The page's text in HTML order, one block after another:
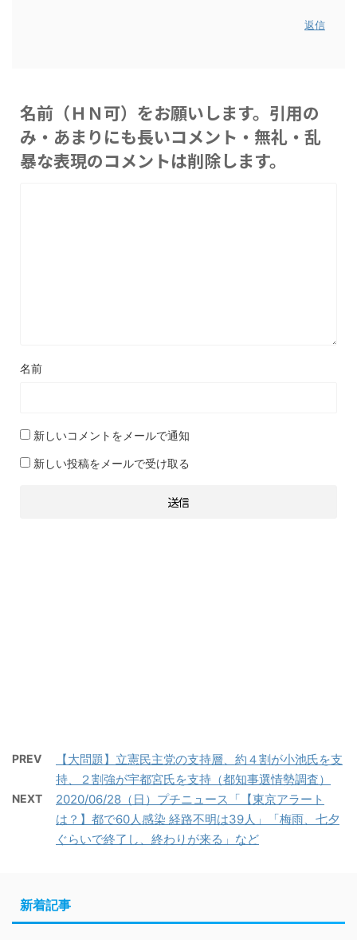
返信
名前（ＨＮ可）をお願いします。引用の
み・あまりにも長いコメント・無礼・乱
暴な表現のコメントは削除します。
名前
新しいコメントをメールで通知
新しい投稿をメールで受け取る
PREV
【大問題】立憲民主党の支持層、約４割が小池氏を支
持、２割強が宇都宮氏を支持（都知事選情勢調査）
NEXT
2020/06/28（日）プチニュース「【東京アラート
は？】都で60人感染 経路不明は39人」「梅雨、七夕
ぐらいで終了し、終わりが来る」など
新着記事